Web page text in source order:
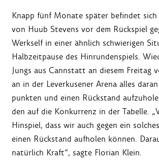
Knapp fünf Monate später befindet
von Huub Stevens vor dem Rückspiel
Werkself in einer ähnlich schwierigen
Halbzeitpause des Hinrundenspiels.
Jungs aus Cannstatt an diesem Freitag
an in der Leverkusener Arena alles
punkten und einen Rückstand
den auf die Konkurrenz in der Tabelle.
Hinspiel, dass wir auch gegen ein
einen Rückstand aufholen können.
natürlich Kraft“, sagte Florian Klein.